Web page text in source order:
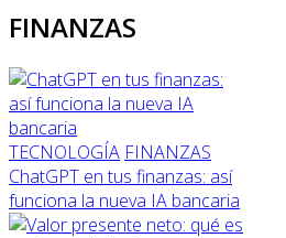
FINANZAS
TECNOLOGÍA FINANZAS
ChatGPT en tus finanzas: así
funciona la nueva IA bancaria